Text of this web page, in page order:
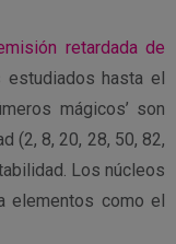
retardada de
hasta el
mágicos’ son
(2, 8, 20, 28, 50, 82,
Los núcleos
elementos como el